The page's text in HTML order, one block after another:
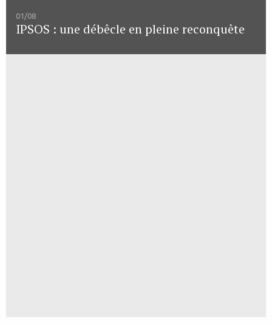
01/08
IPSOS : une débêcle en pleine reconquête